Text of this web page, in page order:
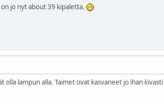
jo nyt about 39 kipaletta.
lampun alla. Taimet ovat kasvaneet jo ihan